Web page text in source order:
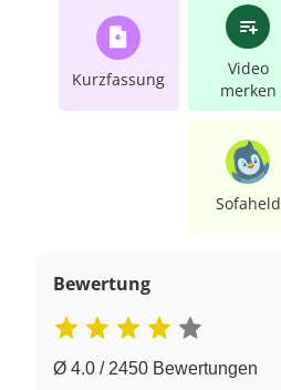
Kurzfassung
Video
merken
Sofaheld
Bewertung
Ø 4.0 / 2450 Bewertungen